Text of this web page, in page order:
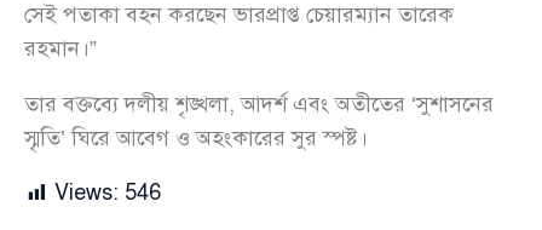
সেই পতাকা বহন করছেন ভারপ্রাপ্ত চেয়ারম্যান তারেক
রহমান।”
তার বক্তব্যে দলীয় শৃঙ্খলা, আদর্শ এবং অতীতের ‘সুশাসনের
স্মৃতি’ ঘিরে আবেগ ও অহংকারের সুর স্পষ্ট।
Views: 546